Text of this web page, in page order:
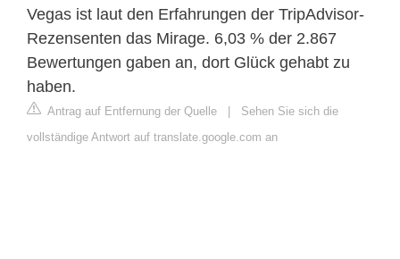
Vegas ist laut den Erfahrungen der TripAdvisor-
Rezensenten das Mirage. 6,03 % der 2.867
Bewertungen gaben an, dort Glück gehabt zu
haben.
Antrag auf Entfernung der Quelle | Sehen Sie sich die
vollständige Antwort auf translate.google.com an